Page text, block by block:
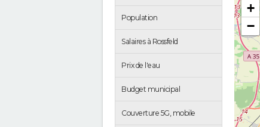
Population
Salaires à Rossfeld
Prix de l'eau
Budget municipal
Couverture 5G, mobile
+
−